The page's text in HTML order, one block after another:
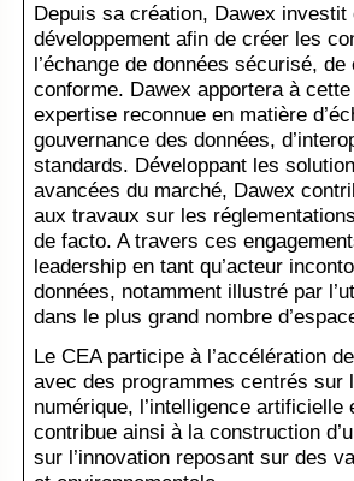
Depuis sa création, Dawex
développement afin de créer les
l’échange de données sécurisé,
conforme. Dawex apportera à
expertise reconnue en matière
gouvernance des données,
standards. Développant les
avancées du marché, Dawex
aux travaux sur les
de facto. A travers ces
leadership en tant qu’acteur
données, notamment illustré par
dans le plus grand nombre
Le CEA participe à l’accélération
avec des programmes centrés sur
numérique, l’intelligence
contribue ainsi à la construction
sur l’innovation reposant sur des